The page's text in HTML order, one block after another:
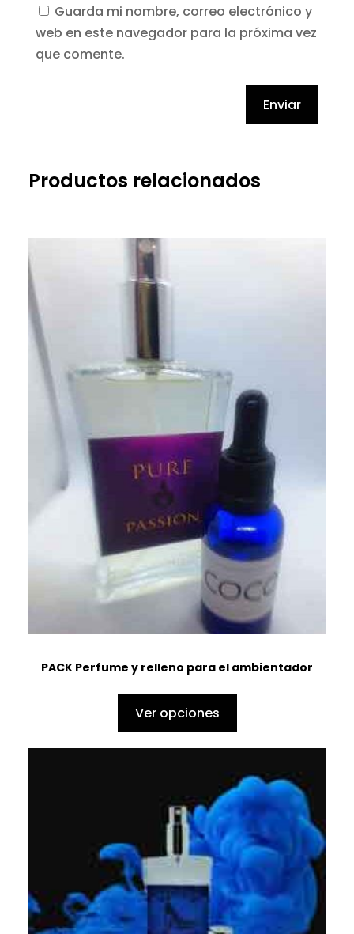
Guarda mi nombre, correo electrónico y
web en este navegador para la próxima vez
que comente.
Enviar
Productos relacionados
PACK Perfume y relleno para el ambientador
Ver opciones